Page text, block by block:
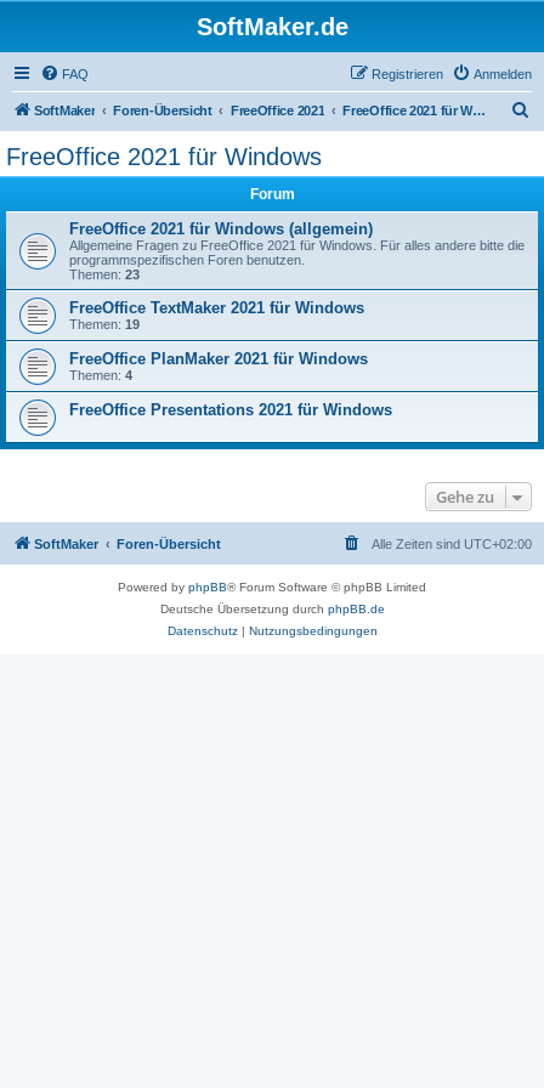
SoftMaker.de
FAQ Anmelden
Registrieren
SoftMaker Foren-Übersicht FreeOffice 2021 FreeOffice 2021 für Windows
FreeOffice 2021 für Windows
Forum
FreeOffice 2021 für Windows (allgemein)
Allgemeine Fragen zu FreeOffice 2021 für Windows. Für alles andere bitte die
programmspezifischen Foren benutzen.
Themen: 23
FreeOffice TextMaker 2021 für Windows
Themen: 19
FreeOffice PlanMaker 2021 für Windows
Themen: 4
FreeOffice Presentations 2021 für Windows
Gehe zu
SoftMaker Foren-Übersicht Alle Zeiten sind UTC+02:00
Powered by phpBB® Forum Software © phpBB Limited
Deutsche Übersetzung durch phpBB.de
Datenschutz| Nutzungsbedingungen